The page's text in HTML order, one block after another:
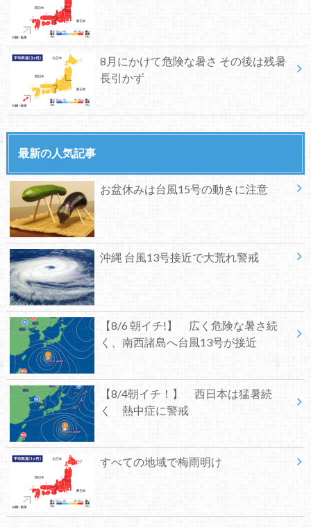
8月にかけて危険な暑さ その後は残暑
長引かず
最新の人気記事
お盆休みは台風15号の動きに注意
沖縄 台風13号接近で大荒れ警戒
【8/6 朝イチ!】 広く危険な暑さ続
く、南西諸島へ台風13号が接近
【8/4朝イチ！】 西日本は猛暑続
く 熱中症に警戒
すべての地域で梅雨明け